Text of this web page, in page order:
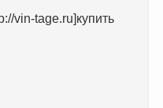
vin-tage.ru]купить